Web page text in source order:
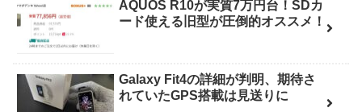
AQUOS R10が実質7万円台！SDカ
ード使える旧型が圧倒的オススメ！
Galaxy Fit4の詳細が判明、期待さ
れていたGPS搭載は見送りに